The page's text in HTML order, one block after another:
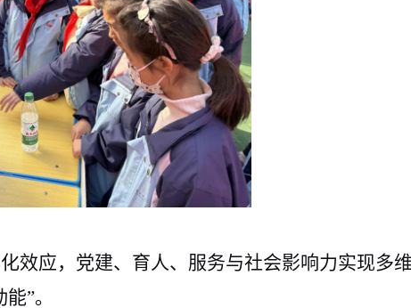
效应，党建、育人、服务与社会影响力实现多
”。